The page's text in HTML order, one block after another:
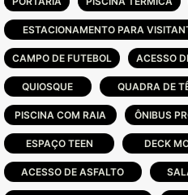
gaúcho que a
Novo) e Goldsztein
ENSEADA LAGOS
empreendi-mento
você já viu. Um Lugar
você aspi-ra ao lado
LAGOS XANGRI-LÁ é
condomínio mais im-
565
ESTACIONAMENTO PARA
CAMPO DE FUTEBOL ACESSO
QUIOSQUE QUADRA DE
PISCINA COM RAIA ÔNIBUS
ESPAÇO TEEN DECK
ACESSO DE ASFALTO